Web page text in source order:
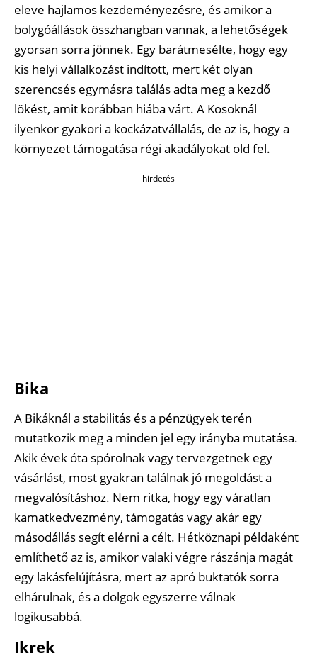
eleve hajlamos kezdeményezésre, és amikor a
bolygóállások összhangban vannak, a lehetőségek
gyorsan sorra jönnek. Egy barátmesélte, hogy egy
kis helyi vállalkozást indított, mert két olyan
szerencsés egymásra találás adta meg a kezdő
lökést, amit korábban hiába várt. A Kosoknál
ilyenkor gyakori a kockázatvállalás, de az is, hogy a
környezet támogatása régi akadályokat old fel.
hirdetés
Bika
A Bikáknál a stabilitás és a pénzügyek terén
mutatkozik meg a minden jel egy irányba mutatása.
Akik évek óta spórolnak vagy tervezgetnek egy
vásárlást, most gyakran találnak jó megoldást a
megvalósításhoz. Nem ritka, hogy egy váratlan
kamatkedvezmény, támogatás vagy akár egy
másodállás segít elérni a célt. Hétköznapi példaként
említhető az is, amikor valaki végre rászánja magát
egy lakásfelújításra, mert az apró buktatók sorra
elhárulnak, és a dolgok egyszerre válnak
logikusabbá.
Ikrek